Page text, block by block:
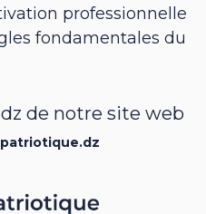
professionnelle
fondamentales du
de notre site web